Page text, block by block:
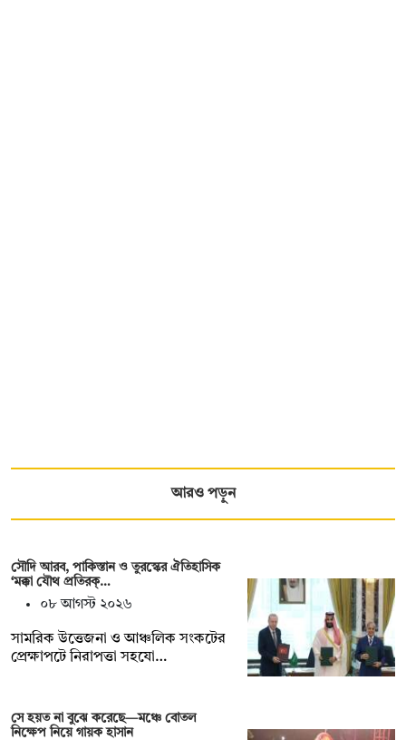
আরও পড়ুন
সৌদি আরব, পাকিস্তান ও তুরস্কের ঐতিহাসিক
‘মক্কা যৌথ প্রতিরক্…
০৮ আগস্ট ২০২৬
সামরিক উত্তেজনা ও আঞ্চলিক সংকটের
প্রেক্ষাপটে নিরাপত্তা সহযো…
সে হয়ত না ‍বুঝে করেছে—মঞ্চে বোতল
নিক্ষেপ নিয়ে গায়ক হাসান